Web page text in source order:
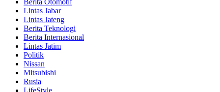
Berita Otomotif
Lintas Jabar
Lintas Jateng
Berita Teknologi
Berita Internasional
Lintas Jatim
Politik
Nissan
Mitsubishi
Rusia
LifeStyle